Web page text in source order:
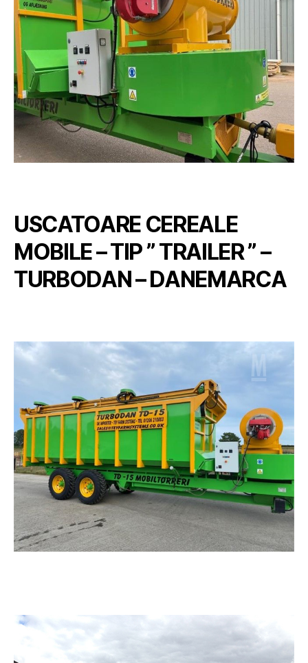
USCATOARE CEREALE
MOBILE – TIP ” TRAILER ” –
TURBODAN – DANEMARCA